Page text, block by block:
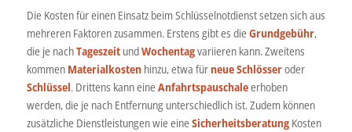
Die Kosten für einen Einsatz beim Schlüsselnotdienst setzen sich aus
mehreren Faktoren zusammen. Erstens gibt es dieGrundgebühr,
die je nachTageszeitundWochentagvariieren kann. Zweitens
kommen Materialkostenhinzu, etwa für neue Schlösseroder
Schlüssel. Drittens kann eineAnfahrtspauschaleerhoben
werden, die je nach Entfernung unterschiedlich ist. Zudem können
zusätzliche Dienstleistungen wie eineSicherheitsberatungKosten